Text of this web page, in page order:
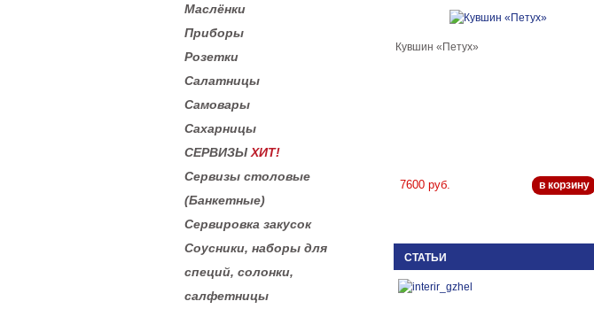
Маслёнки
Приборы
Розетки
Салатницы
Самовары
Сахарницы
СЕРВИЗЫ ХИТ!
Сервизы столовые
(Банкетные)
Сервировка закусок
Соусники, наборы для
специй, солонки,
салфетницы
Кувшин «Петух»
7600 руб. в корзину
СТАТЬИ